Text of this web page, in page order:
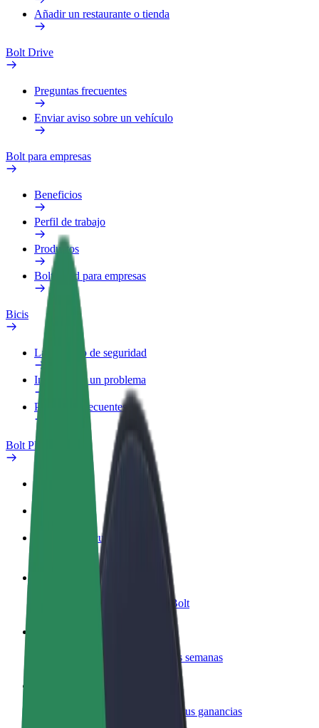
Añadir un restaurante o tienda
Bolt Drive
Preguntas frecuentes
Enviar aviso sobre un vehículo
Bolt para empresas
Beneficios
Perfil de trabajo
Productos
Bolt Food para empresas
Bicis
Laboratorio de seguridad
Informar de un problema
Preguntas frecuentes
Bolt Plus
Preguntas frecuentes
Gana dinero colaborando con Bolt
Reparte comida y cobra todas las semanas
Llega a más clientes y maximiza tus ganancias